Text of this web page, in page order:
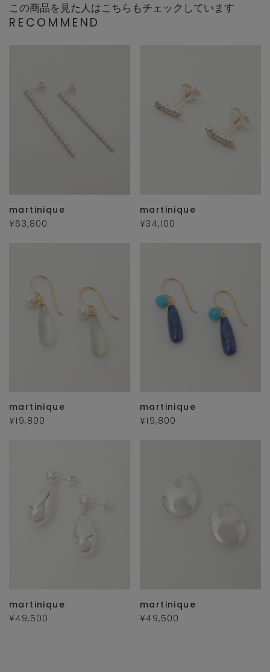
この商品を見た人はこちらもチェックしています
RECOMMEND
martinique
¥63,800
martinique
¥34,100
martinique
¥19,800
martinique
¥19,800
martinique
¥49,500
martinique
¥49,500